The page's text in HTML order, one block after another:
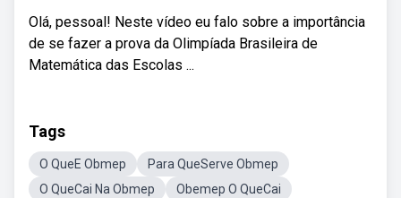
Olá, pessoal! Neste vídeo eu falo sobre a importância
de se fazer a prova da Olimpíada Brasileira de
Matemática das Escolas ...
Tags
O QueE Obmep
Para QueServe Obmep
O QueCai Na Obmep
Obemep O QueCai